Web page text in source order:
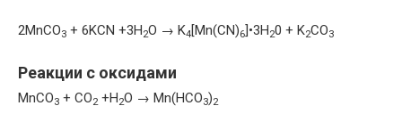
2MnCO3 + 6KCN +3H2O → K4[Mn(CN)6]•3H20 + K2CO3
Реакции с оксидами
MnCO3 + CO2 +H2O → Mn(HCO3)2